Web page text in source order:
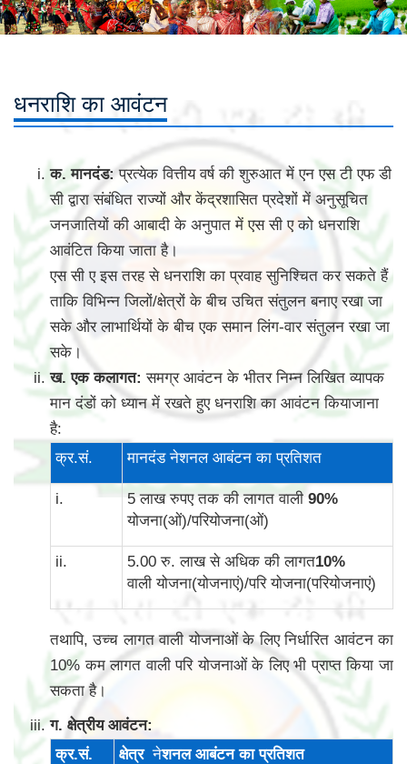
धनराशि का आवंटन
क. मानदंड:प्रत्येक वित्तीय वर्ष की शुरुआत में एन एस टी एफ डी
सी द्वारा संबंधित राज्यों और केंद्रशासित प्रदेशों में अनुसूचित
जनजातियों की आबादी के अनुपात में एस सी ए को धनराशि
आवंटित किया जाता है।
एस सी ए इस तरह से धनराशि का प्रवाह सुनिश्चित कर सकते हैं
ताकि विभिन्न जिलों/क्षेत्रों के बीच उचित संतुलन बनाए रखा जा
सके और लाभार्थियों के बीच एक समान लिंग-वार संतुलन रखा जा
सके।
ख. एक कलागत:समग्र आवंटन के भीतर निम्न लिखित व्यापक
मान दंडों को ध्यान में रखते हुए धनराशि का आवंटन कियाजाना
है:
क्र.सं.
मानदंड नेशनल आबंटन का प्रतिशत
i. 5 लाख रुपए तक की लागत वाली 90%
योजना(ओं)/परियोजना(ओं)
ii. 5.00 रु. लाख से अधिक की लागत10%
वाली योजना(योजनाएं)/परि योजना(परियोजनाएं)
तथापि, उच्च लागत वाली योजनाओं के लिए निर्धारित आवंटन का
10% कम लागत वाली परि योजनाओं के लिए भी प्राप्त किया जा
सकता है।
ग. क्षेत्रीय आवंटन:
क्र.सं. क्षेत्रनेशनल आबंटन का प्रतिशत